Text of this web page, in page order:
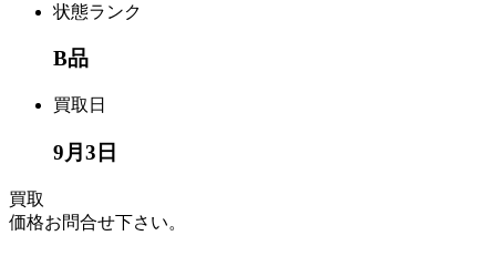
状態ランク
B品
買取日
9月3日
買取
価格お問合せ下さい。